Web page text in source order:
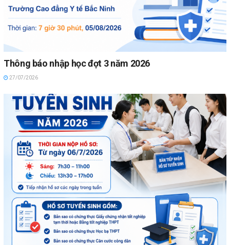
Thông báo nhập học đợt 3 năm 2026
27/07/2026